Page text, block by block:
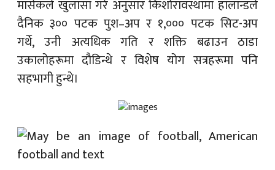
मासेकले खुलासा गरे अनुसार किशोरावस्थामा हालान्डले
दैनिक ३०० पटक पुश–अप र १,००० पटक सिट-अप
गर्थे, उनी अत्यधिक गति र शक्ति बढाउन ठाडा
उकालोहरूमा दौडिन्थे र विशेष योग सत्रहरूमा पनि
सहभागी हुन्थे।